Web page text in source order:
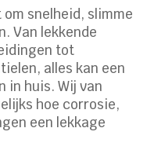
snelheid, slimme
Van lekkende
tot
alles kan een
in huis. Wij van
hoe corrosie,
een lekkage